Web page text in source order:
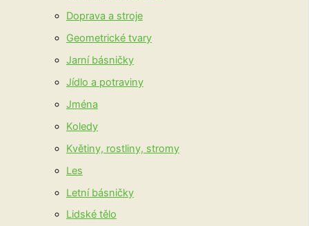
Doprava a stroje
Geometrické tvary
Jarní básničky
Jídlo a potraviny
Jména
Koledy
Květiny, rostliny, stromy
Les
Letní básničky
Lidské tělo